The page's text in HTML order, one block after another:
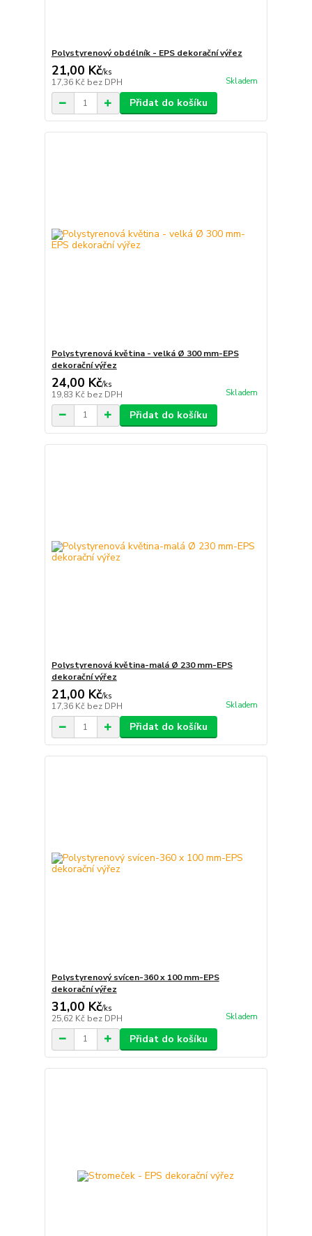
Polystyrenový obdélník - EPS dekorační výřez
21,00 Kč/ks
17,36 Kč bez DPH Skladem
Přidat do košíku
Polystyrenová květina - velká Ø 300 mm-EPS
dekorační výřez
24,00 Kč/ks
19,83 Kč bez DPH Skladem
Přidat do košíku
Polystyrenová květina-malá Ø 230 mm-EPS
dekorační výřez
21,00 Kč/ks
17,36 Kč bez DPH Skladem
Přidat do košíku
Polystyrenový svícen-360 x 100 mm-EPS
dekorační výřez
31,00 Kč/ks
25,62 Kč bez DPH Skladem
Přidat do košíku